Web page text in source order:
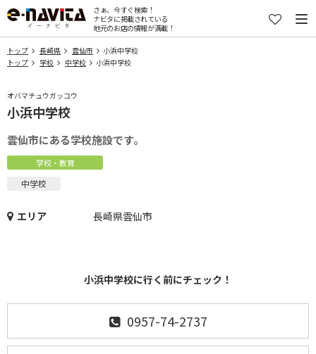
さぁ、今すぐ検索！
ナビタに掲載されている
地元のお店の情報が満載！
トップ 長崎県 雲仙市
小浜中学校
トップ
学校 中学校 小浜中学校
オバマチュウガッコウ
小浜中学校
雲仙市にある学校施設です。
学校・教育
中学校
エリア 長崎県雲仙市
小浜中学校に行く前にチェック！
0957-74-2737